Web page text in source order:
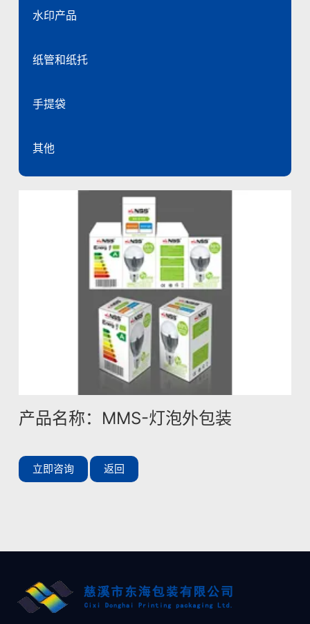
水印产品
纸管和纸托
手提袋
其他
产品名称：MMS-灯泡外包装
立即咨询 返回